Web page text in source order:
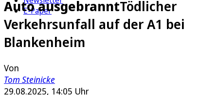
E-Paper
Auto ausgebranntTödlicher
Verkehrsunfall auf der A1 bei
Blankenheim
Von
Tom Steinicke
29.08.2025, 14:05 Uhr